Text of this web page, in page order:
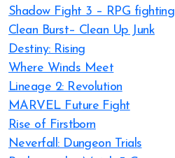
Shadow Fight 3 – RPG fighting
Clean Burst– Clean Up Junk
Destiny: Rising
Where Winds Meet
Lineage 2: Revolution
MARVEL Future Fight
Rise of Firstborn
Neverfall: Dungeon Trials